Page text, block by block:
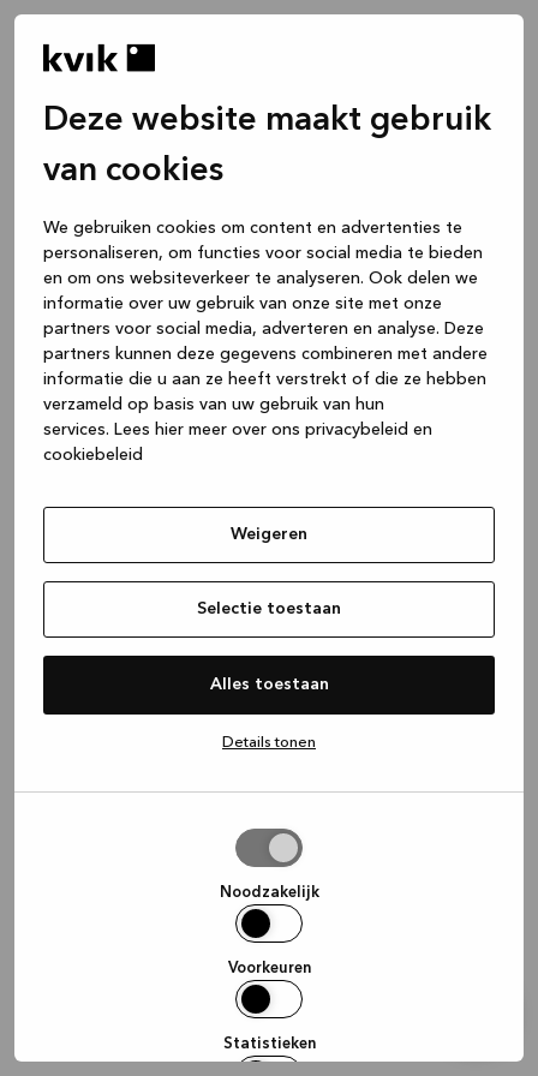
Deze website maakt gebruik
van cookies
We gebruiken cookies om content en advertenties te
personaliseren, om functies voor social media te bieden
en om ons websiteverkeer te analyseren. Ook delen we
informatie over uw gebruik van onze site met onze
partners voor social media, adverteren en analyse. Deze
partners kunnen deze gegevens combineren met andere
informatie die u aan ze heeft verstrekt of die ze hebben
verzameld op basis van uw gebruik van hun
services. Lees hier meer over ons privacybeleid en
cookiebeleid
Weigeren
Selectie toestaan
Alles toestaan
Details tonen
Noodzakelijk
Voorkeuren
Statistieken
(see the browser console for more
information).